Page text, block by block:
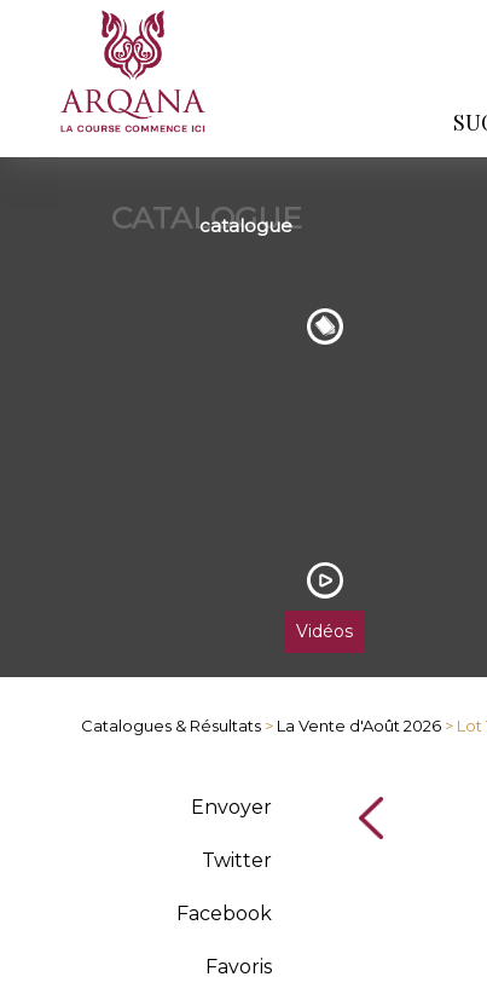
CATALOGUE
catalogue
Vidéos
Catalogues & Résultats > La Vente d'Août 2026 > Lot
Envoyer
Twitter
Facebook
Favoris